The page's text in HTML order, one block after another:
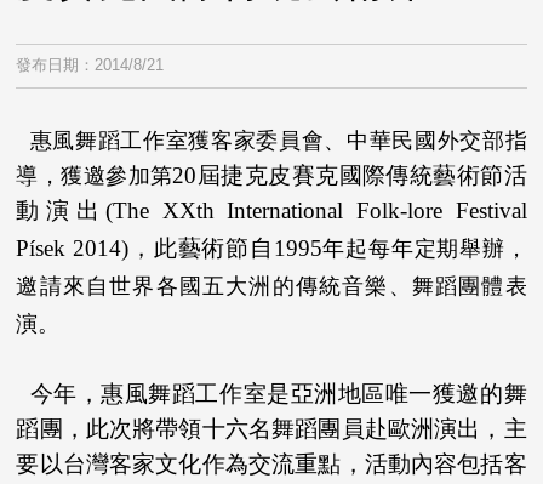
發布日期：2014/8/21
惠風舞蹈工作室獲客家委員會、中華民國外交部指
導，獲邀參加第20屆捷克皮賽克國際傳統藝術節活
動演出(The XXth International Folk-lore Festival
Písek 2014) ， 此藝術節自 1995年起每年定期舉辦，
邀請來自世界各國五大洲的傳統音樂、舞蹈團體表
演。
今年，惠風舞蹈工作室是亞洲地區唯一獲邀的舞
蹈團，此次將帶領十六名舞蹈團員赴歐洲演出，主
要以台灣客家文化作為交流重點，活動內容包括客